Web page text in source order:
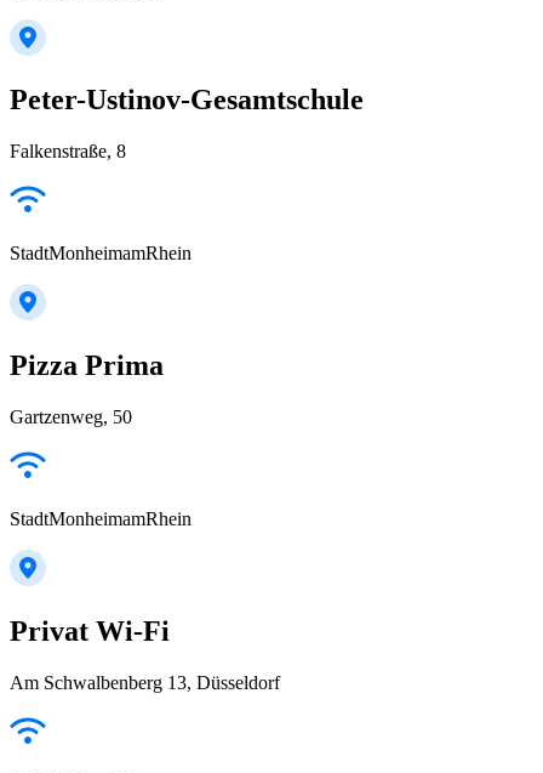
Peter-Ustinov-Gesamtschule
Falkenstraße, 8
StadtMonheimamRhein
Pizza Prima
Gartzenweg, 50
StadtMonheimamRhein
Privat Wi-Fi
Am Schwalbenberg 13, Düsseldorf